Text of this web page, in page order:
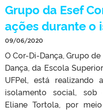
Grupo da Esef
ações durante o
09/06/2020
O Cor-Di-Dança, Grupo
Dança, da Escola
UFPel, está
isolamento social, sob
Eliane Tortola, por